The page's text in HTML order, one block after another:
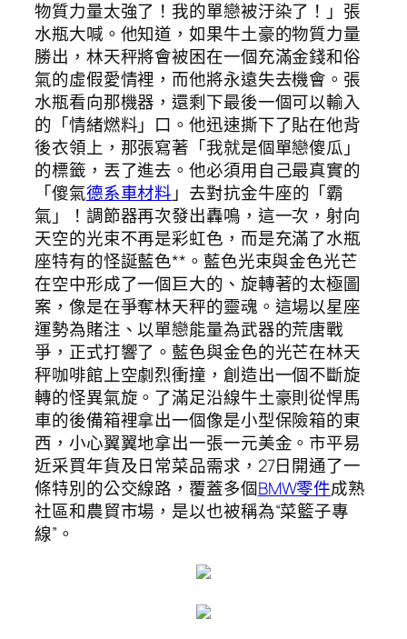
物質力量太強了！我的單戀被汙染了！」張
水瓶大喊。他知道，如果牛土豪的物質力量
勝出，林天秤將會被困在一個充滿金錢和俗
氣的虛假愛情裡，而他將永遠失去機會。張
水瓶看向那機器，還剩下最後一個可以輸入
的「情緒燃料」口。他迅速撕下了貼在他背
後衣領上，那張寫著「我就是個單戀傻瓜」
的標籤，丟了進去。他必須用自己最真實的
「傻氣德系車材料 」去對抗金牛座的「霸
氣」！調節器再次發出轟鳴，這一次，射向
天空的光束不再是彩虹色，而是充滿了水瓶
座特有的怪誕藍色**。藍色光束與金色光芒
在空中形成了一個巨大的、旋轉著的太極圖
案，像是在爭奪林天秤的靈魂。這場以星座
運勢為賭注、以單戀能量為武器的荒唐戰
爭，正式打響了。藍色與金色的光芒在林天
秤咖啡館上空劇烈衝撞，創造出一個不斷旋
轉的怪異氣旋。了滿足沿線牛土豪則從悍馬
車的後備箱裡拿出一個像是小型保險箱的東
西，小心翼翼地拿出一張一元美金。市平易
近采買年貨及日常菜品需求，27日開通了一
條特別的公交線路，覆蓋多個BMW零件成熟
社區和農貿市場，是以也被稱為“菜籃子專
線”。